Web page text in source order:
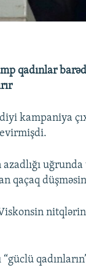
qadınlar
kampaniya
azadlığı
qaçaq
“güclü